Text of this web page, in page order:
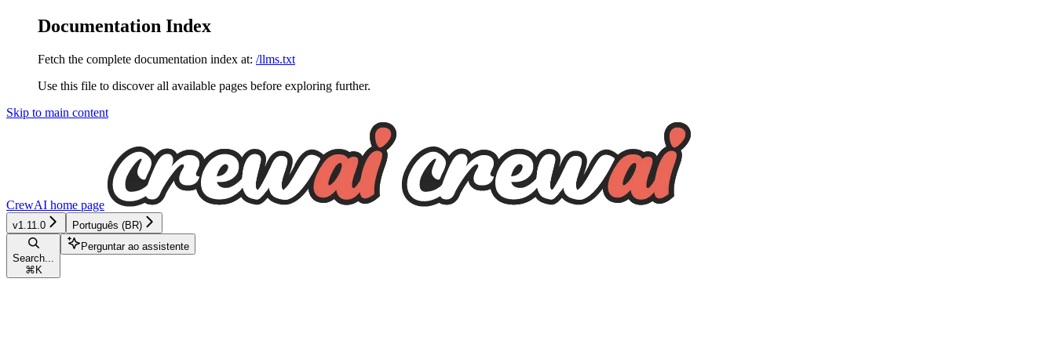
Documentation Index
Fetch the complete documentation index at: /llms.txt
Use this file to discover all available pages before exploring further.
Skip to main content
CrewAI home page
v1.11.0 Português (BR)
Search...
⌘ K
Perguntar ao assistente